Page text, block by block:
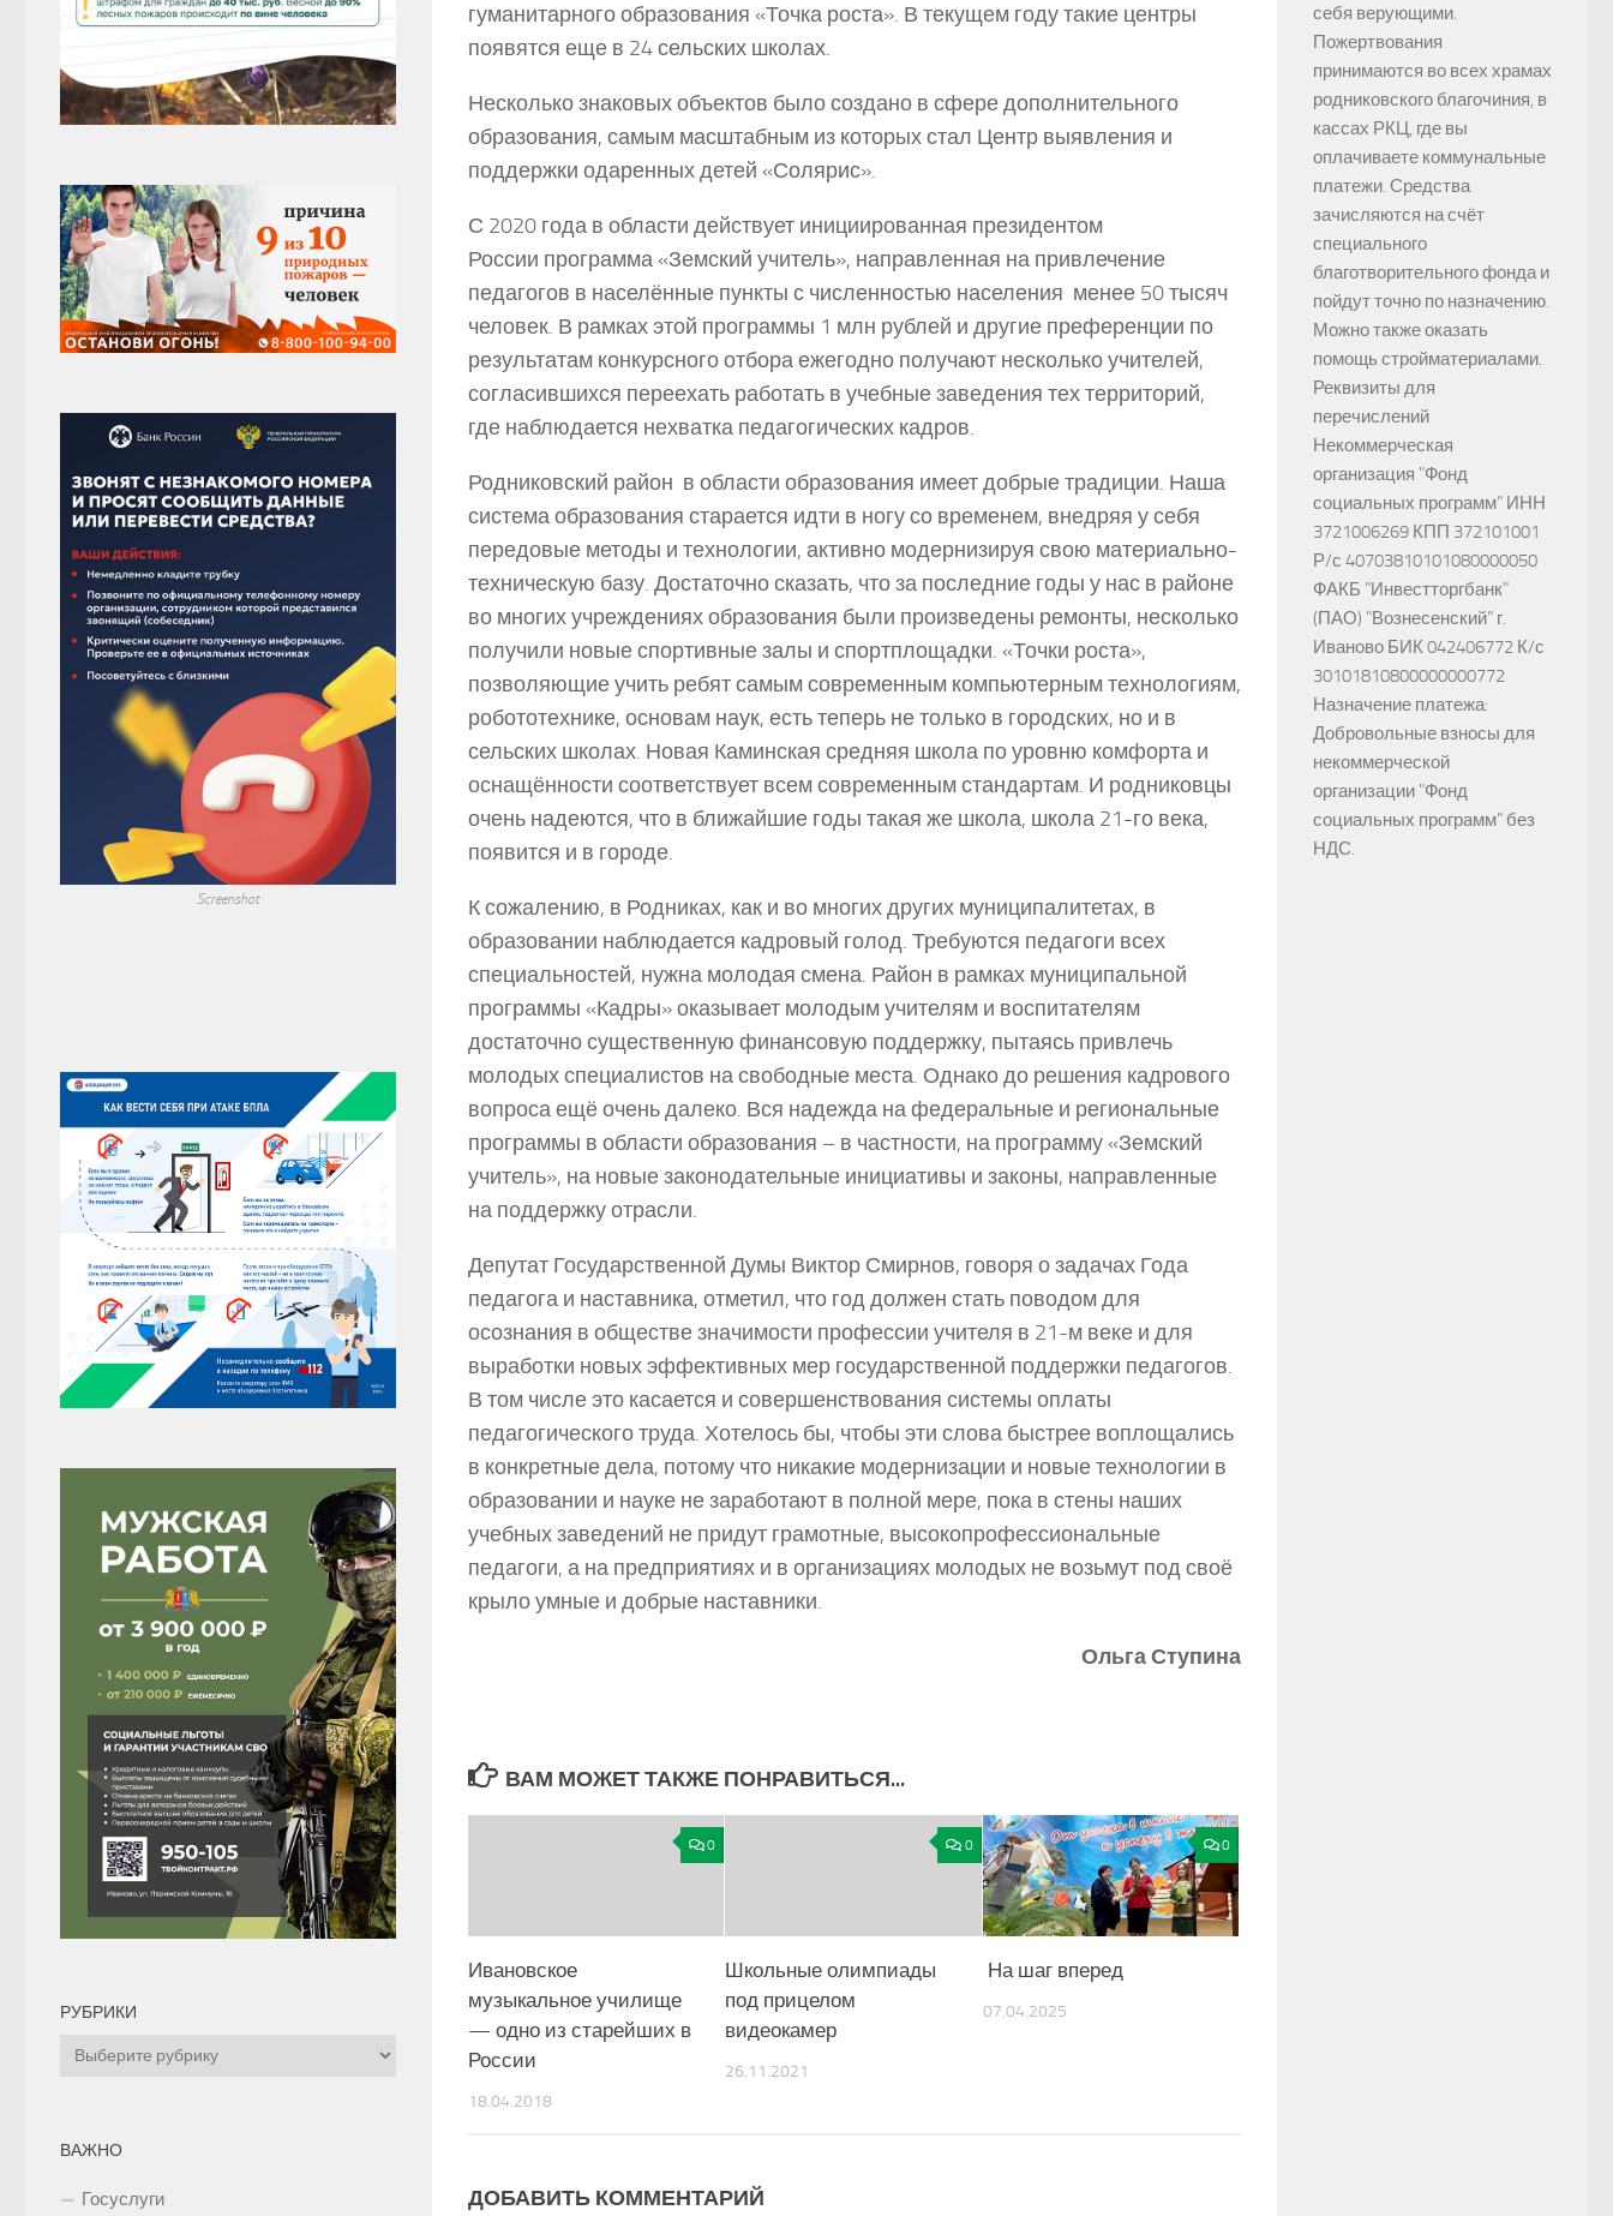
гуманитарного образования «Точка роста». В текущем году такие центры
появятся еще в 24 сельских школах.
Несколько знаковых объектов было создано в сфере дополнительного
образования, самым масштабным из которых стал Центр выявления и
поддержки одаренных детей «Солярис».
С 2020 года в области действует инициированная президентом
России программа «Земский учитель», направленная на привлечение
педагогов в населённые пункты с численностью населения менее 50 тысяч
человек. В рамках этой программы 1 млн рублей и другие преференции по
результатам конкурсного отбора ежегодно получают несколько учителей,
согласившихся переехать работать в учебные заведения тех территорий,
где наблюдается нехватка педагогических кадров.
Родниковский район в области образования имеет добрые традиции. Наша
система образования старается идти в ногу со временем, внедряя у себя
передовые методы и технологии, активно модернизируя свою материально-
техническую базу. Достаточно сказать, что за последние годы у нас в районе
во многих учреждениях образования были произведены ремонты, несколько
получили новые спортивные залы и спортплощадки. «Точки роста»,
позволяющие учить ребят самым современным компьютерным технологиям,
робототехнике, основам наук, есть теперь не только в городских, но и в
сельских школах. Новая Каминская средняя школа по уровню комфорта и
оснащённости соответствует всем современным стандартам. И родниковцы
очень надеются, что в ближайшие годы такая же школа, школа 21-го века,
появится и в городе.
К сожалению, в Родниках, как и во многих других муниципалитетах, в
образовании наблюдается кадровый голод. Требуются педагоги всех
специальностей, нужна молодая смена. Район в рамках муниципальной
программы «Кадры» оказывает молодым учителям и воспитателям
достаточно существенную финансовую поддержку, пытаясь привлечь
молодых специалистов на свободные места. Однако до решения кадрового
вопроса ещё очень далеко. Вся надежда на федеральные и региональные
программы в области образования – в частности, на программу «Земский
учитель», на новые законодательные инициативы и законы, направленные
на поддержку отрасли.
Депутат Государственной Думы Виктор Смирнов, говоря о задачах Года
педагога и наставника, отметил, что год должен стать поводом для
осознания в обществе значимости профессии учителя в 21-м веке и для
выработки новых эффективных мер государственной поддержки педагогов.
В том числе это касается и совершенствования системы оплаты
педагогического труда. Хотелось бы, чтобы эти слова быстрее воплощались
в конкретные дела, потому что никакие модернизации и новые технологии в
образовании и науке не заработают в полной мере, пока в стены наших
учебных заведений не придут грамотные, высокопрофессиональные
педагоги, а на предприятиях и в организациях молодых не возьмут под своё
крыло умные и добрые наставники.
Ольга Ступина
ВАМ МОЖЕТ ТАКЖЕ ПОНРАВИТЬСЯ...
0
Ивановское
музыкальное училище
— одно из старейших в
России
18.04.2018
0
Школьные олимпиады
под прицелом
видеокамер
26.11.2021
0
На шаг вперед
07.04.2025
ДОБАВИТЬ КОММЕНТАРИЙ
Screenshot
РУБРИКИ
Рубрики
ВАЖНО
Госуслуги
себя верующими.
Пожертвования
принимаются во всех храмах
родниковского благочиния, в
кассах РКЦ, где вы
оплачиваете коммунальные
платежи. Средства
зачисляются на счёт
специального
благотворительного фонда и
пойдут точно по назначению.
Можно также оказать
помощь стройматериалами.
Реквизиты для
перечислений
Некоммерческая
организация "Фонд
социальных программ" ИНН
3721006269 КПП 372101001
Р/с 40703810101080000050
ФАКБ "Инвестторгбанк"
(ПАО) "Вознесенский" г.
Иваново БИК 042406772 К/с
30101810800000000772
Назначение платежа:
Добровольные взносы для
некоммерческой
организации "Фонд
социальных программ" без
НДС.